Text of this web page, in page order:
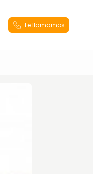
Te llamamos